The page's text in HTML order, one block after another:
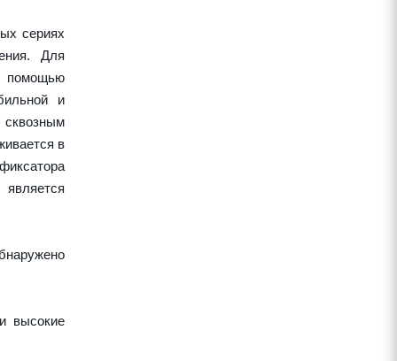
сериях
Для
помощью
и
в
высокие